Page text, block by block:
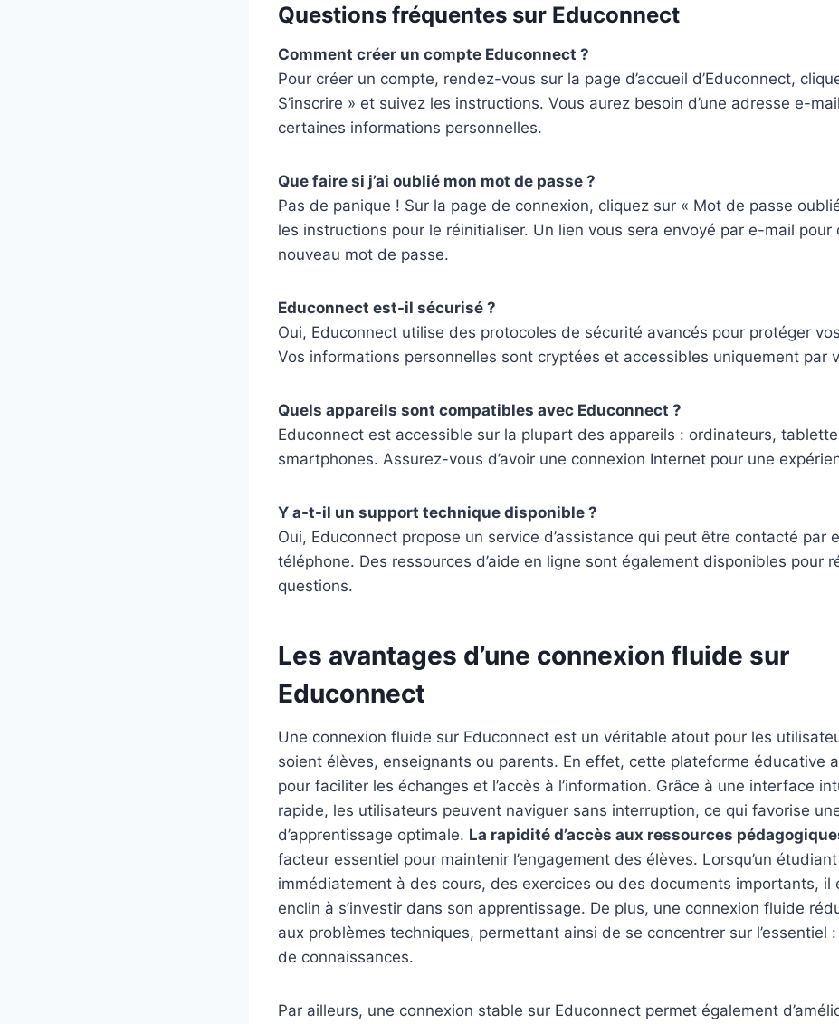
Questions fréquentes sur Educonnect
Comment créer un compte Educonnect ?
Pour créer un compte, rendez-vous sur la page d’accueil d’Educonnect,
S’inscrire » et suivez les instructions. Vous aurez besoin d’une adresse e-
certaines informations personnelles.
Que faire si j’ai oublié mon mot de passe ?
Pas de panique ! Sur la page de connexion, cliquez sur « Mot de passe
les instructions pour le réinitialiser. Un lien vous sera envoyé par e-mail pour
nouveau mot de passe.
Educonnect est-il sécurisé ?
Oui, Educonnect utilise des protocoles de sécurité avancés pour protéger
Vos informations personnelles sont cryptées et accessibles uniquement par
Quels appareils sont compatibles avec Educonnect ?
Educonnect est accessible sur la plupart des appareils : ordinateurs,
smartphones. Assurez-vous d’avoir une connexion Internet pour une
Y a-t-il un support technique disponible ?
Oui, Educonnect propose un service d’assistance qui peut être contacté par
téléphone. Des ressources d’aide en ligne sont également disponibles pour
questions.
Les avantages d’une connexion fluide sur
Educonnect
Une connexion fluide sur Educonnect est un véritable atout pour les
soient élèves, enseignants ou parents. En effet, cette plateforme éducative
pour faciliter les échanges et l’accès à l’information. Grâce à une interface
rapide, les utilisateurs peuvent naviguer sans interruption, ce qui favorise
d’apprentissage optimale. La rapidité d’accès aux ressources
facteur essentiel pour maintenir l’engagement des élèves. Lorsqu’un
immédiatement à des cours, des exercices ou des documents importants, il
enclin à s’investir dans son apprentissage. De plus, une connexion fluide
aux problèmes techniques, permettant ainsi de se concentrer sur l’essentiel :
de connaissances.
Par ailleurs, une connexion stable sur Educonnect permet également